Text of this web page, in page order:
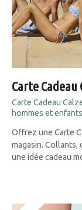
Carte Cadeau
Carte Cadeau
hommes et enfants
Offrez une Carte
magasin. Collants,
une idée cadeau